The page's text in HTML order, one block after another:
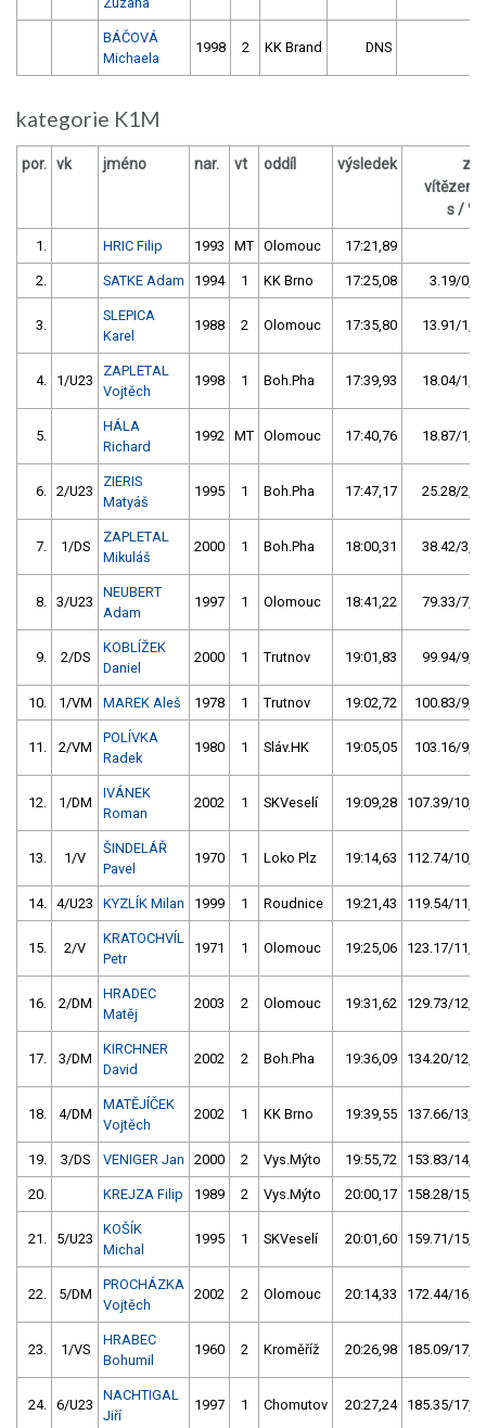
BÁČOVÁ
Michaela
1998 2 KK Brand DNS
kategorie K1M
por. vk jméno nar. vt oddíl výsledek
za
vítězem
s / %
1. HRIC Filip 1993 MT Olomouc 17:21,89
2. SATKE Adam 1994 1 KK Brno 17:25,08 3.19/0,3
3.
SLEPICA
Karel
1988 2 Olomouc 17:35,80 13.91/1,3
4. 1/U23
ZAPLETAL
Vojtěch
1998 1 Boh.Pha 17:39,93 18.04/1,7
5.
HÁLA
Richard
1992 MT Olomouc 17:40,76 18.87/1,8
6. 2/U23
ZIERIS
Matyáš
1995 1 Boh.Pha 17:47,17 25.28/2,4
7. 1/DS
ZAPLETAL
Mikuláš
2000 1 Boh.Pha 18:00,31 38.42/3,7
8. 3/U23
NEUBERT
Adam
1997 1 Olomouc 18:41,22 79.33/7,6
9. 2/DS
KOBLÍŽEK
Daniel
2000 1 Trutnov 19:01,83 99.94/9,6
10. 1/VM MAREK Aleš 1978 1 Trutnov 19:02,72 100.83/9,7
11. 2/VM
POLÍVKA
Radek
1980 1 Sláv.HK 19:05,05 103.16/9,9
12. 1/DM
IVÁNEK
Roman
2002 1 SKVeselí 19:09,28 107.39/10,3
13. 1/V
ŠINDELÁŘ
Pavel
1970 1 Loko Plz 19:14,63 112.74/10,8
14. 4/U23 KYZLÍK Milan 1999 1 Roudnice 19:21,43 119.54/11,5
15. 2/V
KRATOCHVÍL
Petr
1971 1 Olomouc 19:25,06 123.17/11,8
16. 2/DM
HRADEC
Matěj
2003 2 Olomouc 19:31,62 129.73/12,5
17. 3/DM
KIRCHNER
David
2002 2 Boh.Pha 19:36,09 134.20/12,9
18. 4/DM
MATĚJÍČEK
Vojtěch
2002 1 KK Brno 19:39,55 137.66/13,2
19. 3/DS VENIGER Jan 2000 2 Vys.Mýto 19:55,72 153.83/14,8
20. KREJZA Filip 1989 2 Vys.Mýto 20:00,17 158.28/15,2
21. 5/U23
KOŠÍK
Michal
1995 1 SKVeselí 20:01,60 159.71/15,3
22. 5/DM
PROCHÁZKA
Vojtěch
2002 2 Olomouc 20:14,33 172.44/16,6
23. 1/VS
HRABEC
Bohumil
1960 2 Kroměříž 20:26,98 185.09/17,8
24. 6/U23
NACHTIGAL
Jiří
1997 1 Chomutov 20:27,24 185.35/17,8